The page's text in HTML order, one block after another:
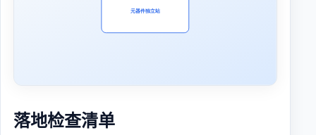
落地检查清单